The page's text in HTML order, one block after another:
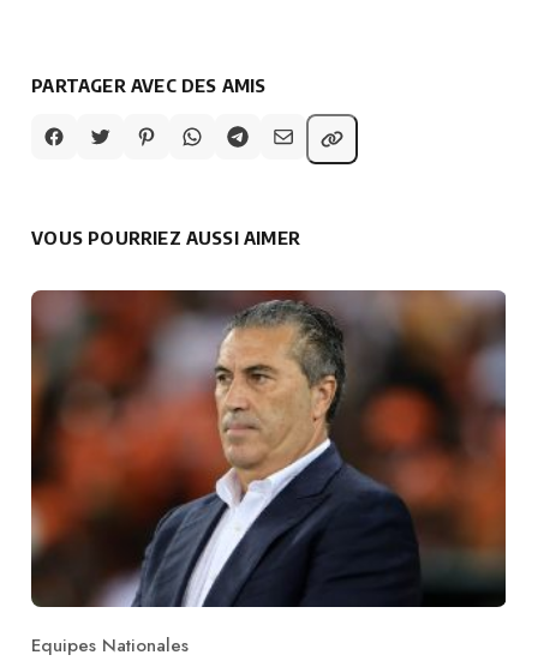
PARTAGER AVEC DES AMIS
VOUS POURRIEZ AUSSI AIMER
Category
Equipes Nationales